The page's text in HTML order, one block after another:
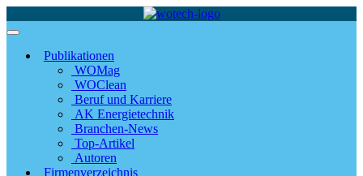
Publikationen
WOMag
WOClean
Beruf und Karriere
AK Energietechnik
Branchen-News
Top-Artikel
Autoren
Firmenverzeichnis